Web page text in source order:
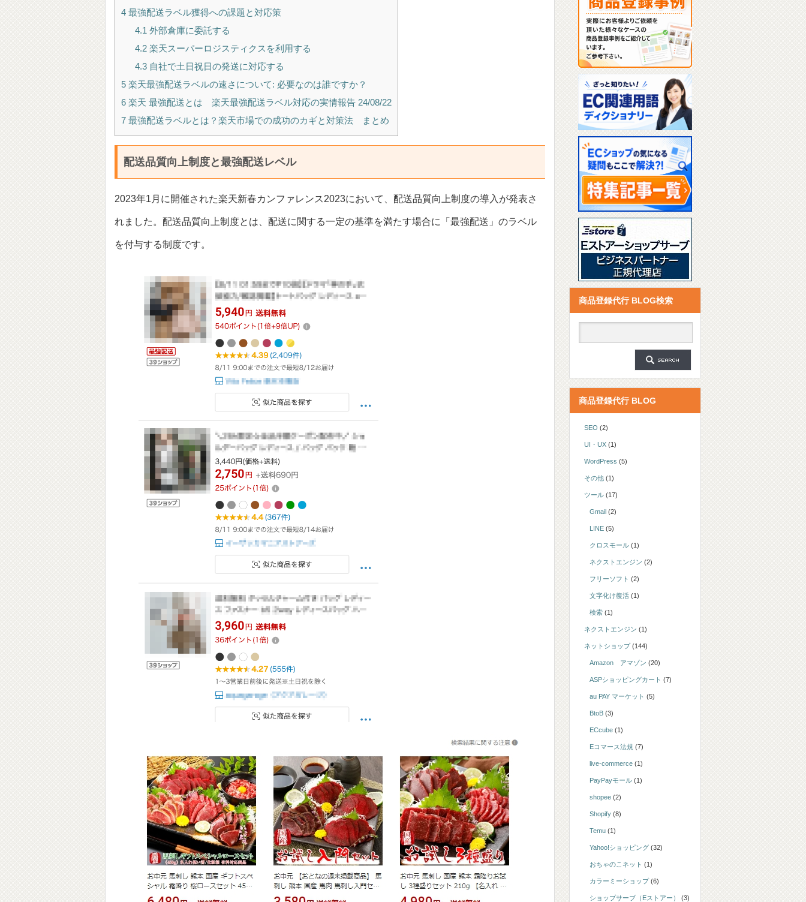
4 最強配送ラベル獲得への課題と対応策
4.1 外部倉庫に委託する
4.2楽天スーパーロジスティクスを利用する
4.3自社で土日祝日の発送に対応する
5 楽天最強配送ラベルの速さについて: 必要なのは誰ですか？
6 楽天 最強配送とは 楽天最強配送ラベル対応の実情報告 24/08/22
7 最強配送ラベルとは？楽天市場での成功のカギと対策法 まとめ
配送品質向上制度と最強配送レベル
2023年1月に開催された楽天新春カンファレンス2023において、配送品質向上制度の導入が発表さ
れました。配送品質向上制度とは、配送に関する一定の基準を満たす場合に「最強配送」のラベル
を付与する制度です。
商品登録代行 BLOG検索
商品登録代行 BLOG
SEO (2)
UI・UX (1)
WordPress (5)
その他 (1)
ツール (17)
Gmail (2)
LINE (5)
クロスモール (1)
ネクストエンジン (2)
フリーソフト (2)
文字化け復活 (1)
検索 (1)
ネクストエンジン (1)
ネットショップ(144)
Amazon アマゾン (20)
ASPショッピングカート (7)
au PAY マーケット (5)
BtoB (3)
ECcube (1)
Eコマース法規 (7)
live-commerce (1)
PayPayモール (1)
shopee (2)
Shopify (8)
Temu (1)
Yahoo!ショッピング (32)
おちゃのこネット (1)
カラーミーショップ(6)
ショップサーブ（Eストアー） (3)